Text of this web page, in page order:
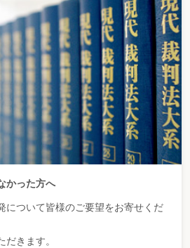
かった方へ
について皆様のご要望をお寄せくだ
きます。